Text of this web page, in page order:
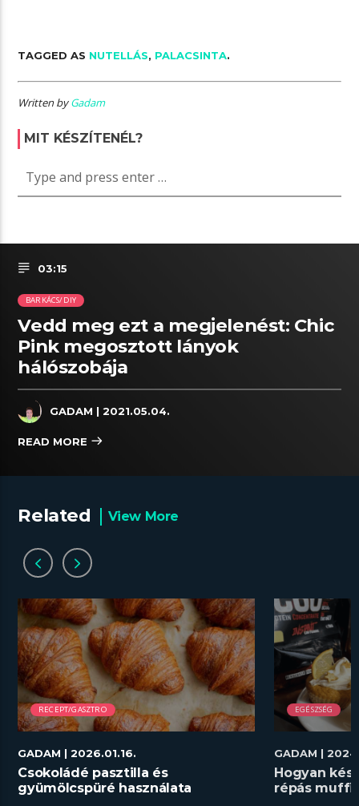
TAGGED AS NUTELLÁS, PALACSINTA.
Written byGadam
MIT KÉSZÍTENÉL?
03:15
BARKÁCS/DIY
Vedd meg ezt a megjelenést: Chic
Pink megosztott lányok
hálószobája
GADAM | 2021.05.04.
READ MORE
Related View More
RECEPT/GASZTRO
GADAM | 2026.01.16.
Csokoládé pasztilla és
gyümölcspüré használata
EGÉSZSÉG
GADAM |
Hogyan
répás